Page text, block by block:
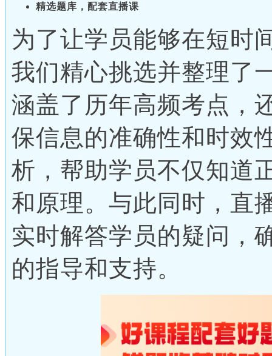
精选题库，配套直播课
为了让学员能够在短时
我们精心挑选并整理了
涵盖了历年高频考点，
保信息的准确性和时效
析，帮助学员不仅知道
和原理。与此同时，直
实时解答学员的疑问，
的指导和支持。